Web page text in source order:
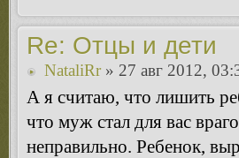
Re: Отцы и дети
NataliRr» 27 авг 2012,
А я считаю, что лишить
что муж стал для вас
неправильно. Ребенок,